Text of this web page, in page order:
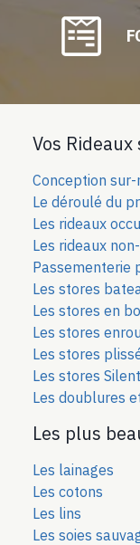
Vos
Conception
Le déroulé du
Les rideaux
Les rideaux
Passementerie
Les stores
Les stores en
Les stores
Les stores
Les stores
Les doublures
Les plus
Les lainages
Les cotons
Les lins
Les soies